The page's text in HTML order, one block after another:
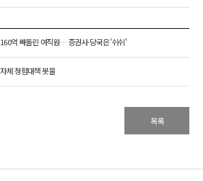
억 빼돌린 여직원… 증권사·당국은 '쉬쉬'
체 청렴대책 봇물
목록